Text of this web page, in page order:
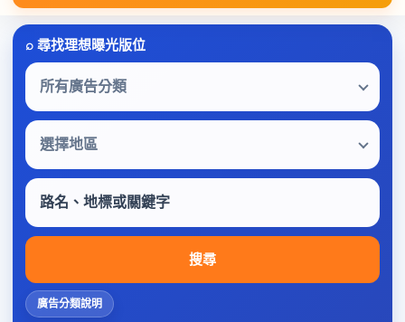
所有廣告分類
選擇地區
搜尋
廣告分類說明